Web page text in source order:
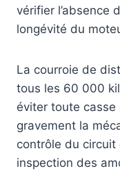
vérifier l’absence
longévité du
La courroie de
tous les 60 000
éviter toute
gravement la
contrôle du
inspection des